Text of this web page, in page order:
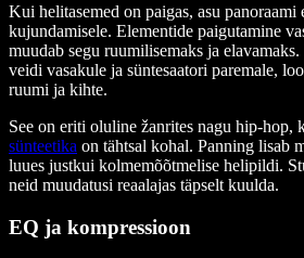
Kui helitasemed on paigas, asu panoraami
kujundamisele. Elementide paigutamine
muudab segu ruumilisemaks ja elavamaks.
veidi vasakule ja süntesaatori paremale,
ruumi ja kihte.
See on eriti oluline žanrites nagu hip-hop,
sünteetika on tähtsal kohal. Panning lisab
luues justkui kolmemõõtmelise helipildi.
neid muudatusi reaalajas täpselt kuulda.
EQ ja kompressioon